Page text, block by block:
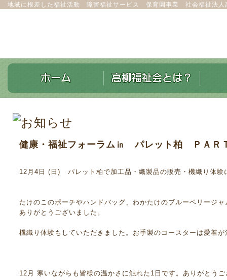
地域に根差した福祉活動 障害福祉サービス 保育園事業 社会福祉法人
健康・福祉フォーラム㏌ パレット柏 ＰＡＲ
12月4日 (日) パレット柏で加工品・織製品の販売・機織り体験
たけのこのポーチやハンドバッグ、わかたけのブルーベリージ
ありがとうございました。
機織り体験もしていただきました。お手製のコースターは愛着
12月 寒いながらも皆様の温かさに触れた1日です。ありがとう